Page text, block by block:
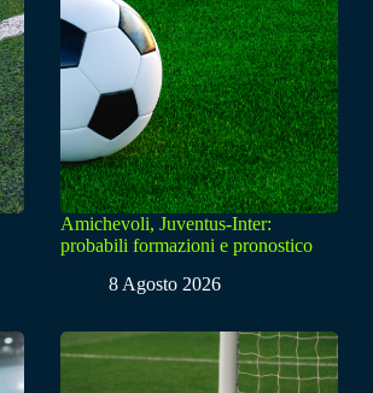
Amichevoli, Juventus-Inter:
probabili formazioni e pronostico
8 Agosto 2026